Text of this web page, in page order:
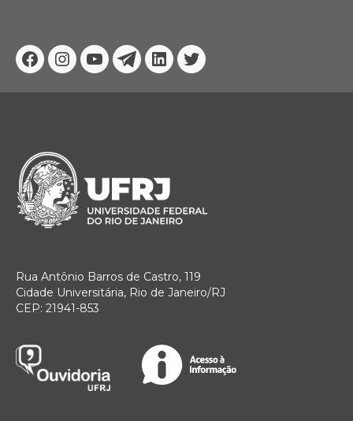
Facebook
Instagram
YoutubeTelegram
Linkedin
Twitter
Rua Antônio Barros de Castro, 119
Cidade Universitária, Rio de Janeiro/RJ
CEP: 21941-853